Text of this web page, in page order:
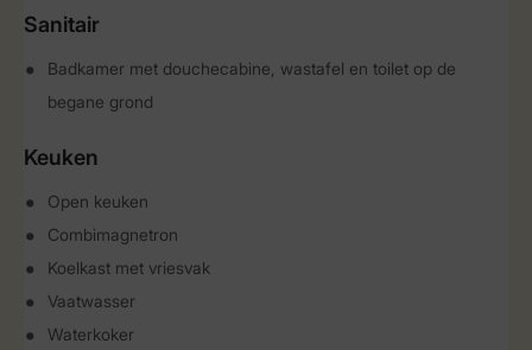
Sanitair
Badkamer met douchecabine, wastafel en toilet op de
begane grond
Keuken
Open keuken
Combimagnetron
Koelkast met vriesvak
Vaatwasser
Waterkoker